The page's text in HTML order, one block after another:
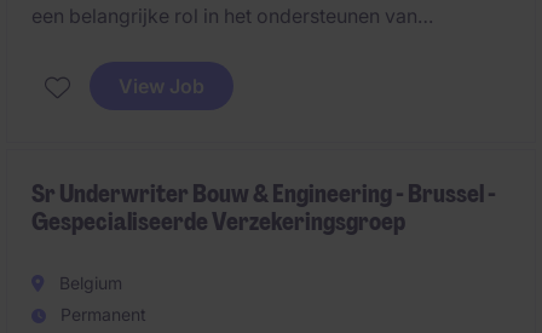
een belangrijke rol in het ondersteunen van
tijdige administratie. In deze tijdelijke functie werk je
nauw samen met het team in Brussel binnen de
View Job
Sr Underwriter Bouw & Engineering - Brussel -
Gespecialiseerde Verzekeringsgroep
Belgium
Permanent